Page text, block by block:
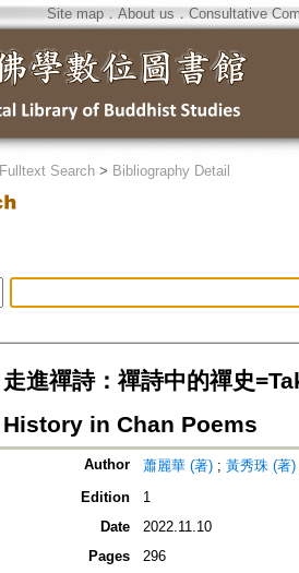
Site map．About us ． Consultative
Fulltext Search> Bibliography Detail
走進禪詩：禪詩中的禪史
History in Chan Poems
Author 蕭麗華 (著); 黃秀珠 (著)
Edition
1
Date
2022.11.10
Pages
296